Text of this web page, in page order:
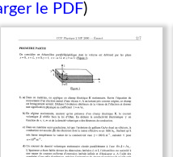
le PDF)